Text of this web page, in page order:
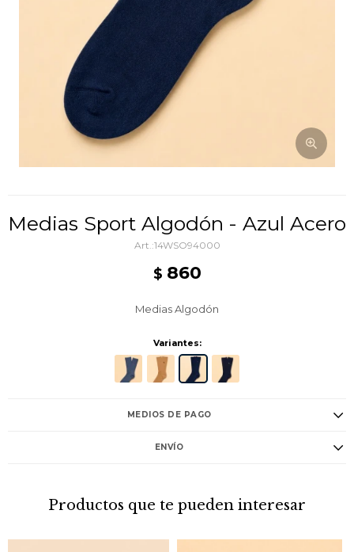
Medias Sport Algodón - Azul Acero
14WSO94000
$ 860
Medias Algodón
Variantes:
MEDIOS DE PAGO
ENVÍO
Productos que te pueden interesar